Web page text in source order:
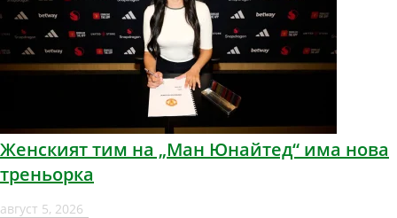
Женският тим на „Ман Юнайтед“ има нова
треньорка
август 5, 2026